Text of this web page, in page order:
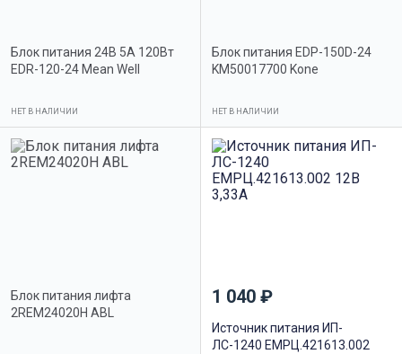
Блок питания 24В 5А 120Вт
EDR-120-24 Mean Well
НЕТ В НАЛИЧИИ
Блок питания EDP-150D-24
KM50017700 Kone
НЕТ В НАЛИЧИИ
Блок питания лифта
2REM24020H ABL
1 040 ₽
Источник питания ИП-
ЛС-1240 ЕМРЦ.421613.002